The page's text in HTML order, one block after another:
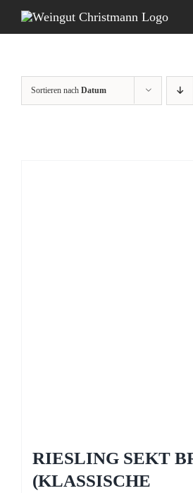
Zum
Inhalt
Sortieren nach Datum
RIESLING SEKT
(KLASSISCHE